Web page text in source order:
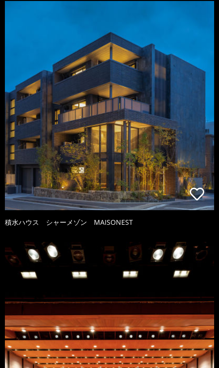
積水ハウス シャーメゾン MAISONEST